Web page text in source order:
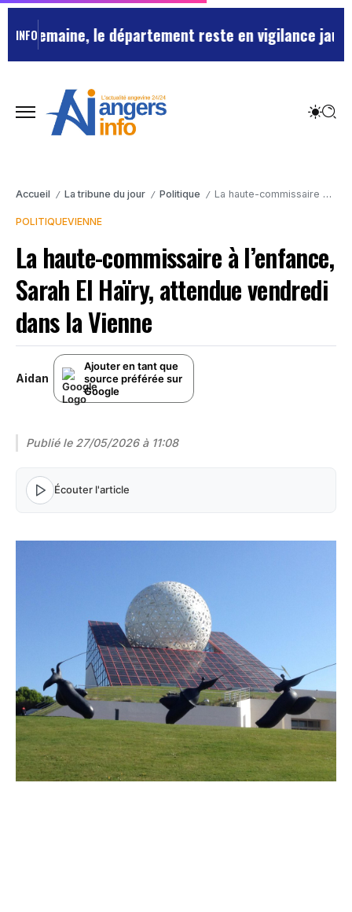
INFO le département reste en vigilance jaune
Accueil / La tribune du jour / Politique / La haute-commissaire à l’enfance, Sarah El Haïry, attendue vendredi dans la Vienne
POLITIQUEVIENNE
La haute-commissaire à l’enfance,
Sarah El Haïry, attendue vendredi
dans la Vienne
Aidan
Ajouter en tant que
source préférée sur
Google
Publié le 27/05/2026 à 11:08
Écouter l'article